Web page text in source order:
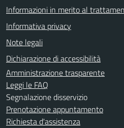
Informazioni in merito al
Informativa privacy
Note legali
Dichiarazione di accessibilità
Amministrazione trasparente
Leggi le FAQ
Segnalazione disservizio
Prenotazione appuntamento
Richiesta d'assistenza